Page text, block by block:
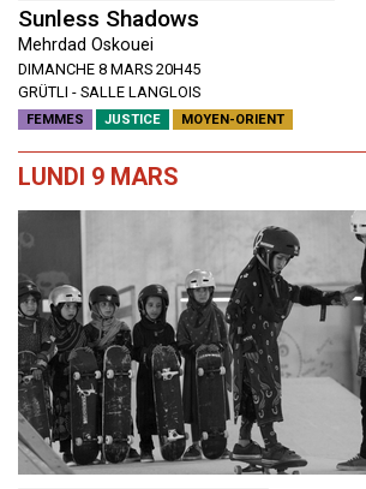
Sunless Shadows
Mehrdad Oskouei
DIMANCHE 8 MARS 20H45
GRÜTLI - SALLE LANGLOIS
FEMMES JUSTICE MOYEN-ORIENT
LUNDI 9 MARS